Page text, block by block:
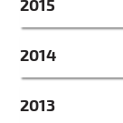
2015
2014
2013